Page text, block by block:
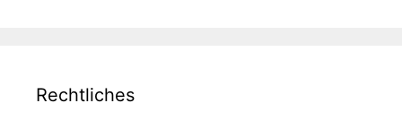
Rechtliches